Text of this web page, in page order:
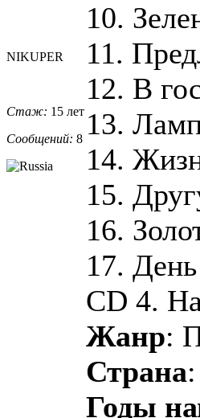
NIKUPER
Стаж: 15 лет
Сообщений: 8
10.
11.
12. В
13.
14.
15.
16.
17.
CD 4.
Жанр:
Страна
Годы